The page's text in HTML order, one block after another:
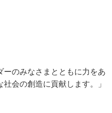
ーのみなさまとともに力をあ
会の創造に貢献します。」